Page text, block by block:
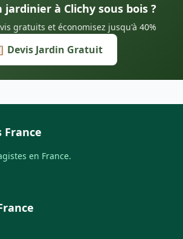
jardinier à Clichy sous bois ?
gratuits et économisez jusqu'à 40%
Devis Jardin Gratuit
France
en France.